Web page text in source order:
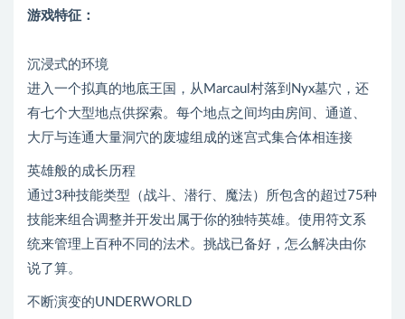
游戏特征：
沉浸式的环境
进入一个拟真的地底王国，从Marcaul村落到Nyx墓穴，还
有七个大型地点供探索。每个地点之间均由房间、通道、
大厅与连通大量洞穴的废墟组成的迷宫式集合体相连接
英雄般的成长历程
通过3种技能类型（战斗、潜行、魔法）所包含的超过75种
技能来组合调整并开发出属于你的独特英雄。使用符文系
统来管理上百种不同的法术。挑战已备好，怎么解决由你
说了算。
不断演变的UNDERWORLD